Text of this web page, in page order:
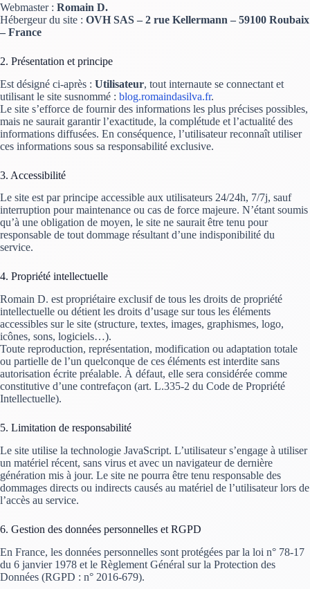
Webmaster : Romain D.
Hébergeur du site : OVH SAS – 2 rue Kellermann – 59100 Roubaix
– France
2. Présentation et principe
Est désigné ci-après : Utilisateur, tout internaute se connectant et
utilisant le site susnommé : blog.romaindasilva.fr.
Le site s’efforce de fournir des informations les plus précises possibles,
mais ne saurait garantir l’exactitude, la complétude et l’actualité des
informations diffusées. En conséquence, l’utilisateur reconnaît utiliser
ces informations sous sa responsabilité exclusive.
3. Accessibilité
Le site est par principe accessible aux utilisateurs 24/24h, 7/7j, sauf
interruption pour maintenance ou cas de force majeure. N’étant soumis
qu’à une obligation de moyen, le site ne saurait être tenu pour
responsable de tout dommage résultant d’une indisponibilité du
service.
4. Propriété intellectuelle
Romain D. est propriétaire exclusif de tous les droits de propriété
intellectuelle ou détient les droits d’usage sur tous les éléments
accessibles sur le site (structure, textes, images, graphismes, logo,
icônes, sons, logiciels…).
Toute reproduction, représentation, modification ou adaptation totale
ou partielle de l’un quelconque de ces éléments est interdite sans
autorisation écrite préalable. À défaut, elle sera considérée comme
constitutive d’une contrefaçon (art. L.335-2 du Code de Propriété
Intellectuelle).
5. Limitation de responsabilité
Le site utilise la technologie JavaScript. L’utilisateur s’engage à utiliser
un matériel récent, sans virus et avec un navigateur de dernière
génération mis à jour. Le site ne pourra être tenu responsable des
dommages directs ou indirects causés au matériel de l’utilisateur lors de
l’accès au service.
6. Gestion des données personnelles et RGPD
En France, les données personnelles sont protégées par la loi n° 78-17
du 6 janvier 1978 et le Règlement Général sur la Protection des
Données (RGPD : n° 2016-679).